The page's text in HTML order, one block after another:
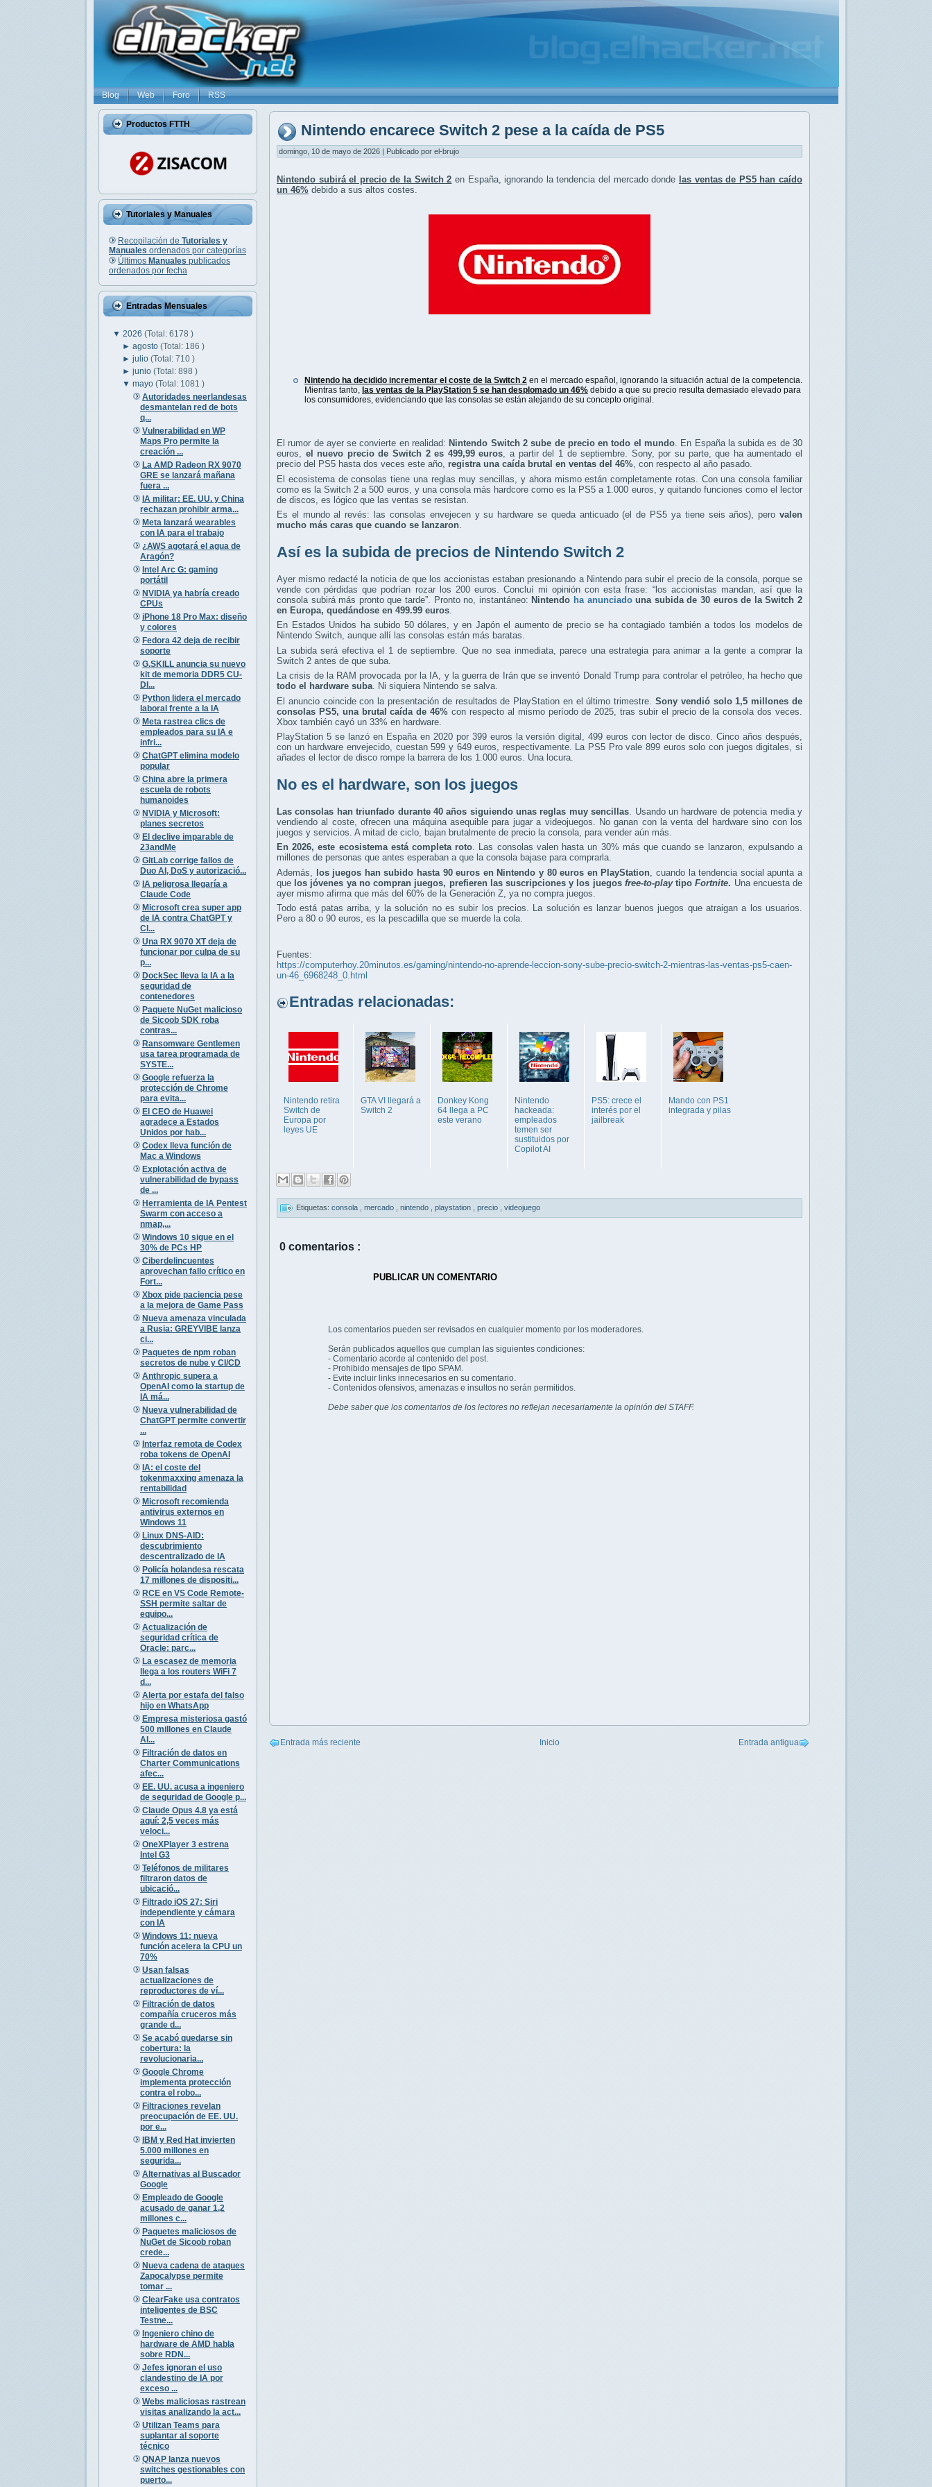
Blog Web Foro RSS
Productos FTTH
Tutoriales y Manuales
Recopilación de Tutoriales y
Manuales ordenados por categorías
Últimos Manuales publicados
ordenados por fecha
Entradas Mensuales
▼ 2026 (Total: 6178 )
►agosto(Total: 186 )
►julio(Total: 710 )
►junio(Total: 898 )
▼mayo(Total: 1081 )
Autoridades neerlandesas
desmantelan red de bots
q...
Vulnerabilidad en WP
Maps Pro permite la
creación ...
La AMD Radeon RX 9070
GRE se lanzará mañana
fuera ...
IA militar: EE. UU. y China
rechazan prohibir arma...
Meta lanzará wearables
con IA para el trabajo
¿AWS agotará el agua de
Aragón?
Intel Arc G: gaming
portátil
NVIDIA ya habría creado
CPUs
iPhone 18 Pro Max: diseño
y colores
Fedora 42 deja de recibir
soporte
G.SKILL anuncia su nuevo
kit de memoria DDR5 CU-
DI...
Python lidera el mercado
laboral frente a la IA
Meta rastrea clics de
empleados para su IA e
infri...
ChatGPT elimina modelo
popular
China abre la primera
escuela de robots
humanoides
NVIDIA y Microsoft:
planes secretos
El declive imparable de
23andMe
GitLab corrige fallos de
Duo AI, DoS y autorizació...
IA peligrosa llegaría a
Claude Code
Microsoft crea super app
de IA contra ChatGPT y
Cl...
Una RX 9070 XT deja de
funcionar por culpa de su
p...
DockSec lleva la IA a la
seguridad de
contenedores
Paquete NuGet malicioso
de Sicoob SDK roba
contras...
Ransomware Gentlemen
usa tarea programada de
SYSTE...
Google refuerza la
protección de Chrome
para evita...
El CEO de Huawei
agradece a Estados
Unidos por hab...
Codex lleva función de
Mac a Windows
Explotación activa de
vulnerabilidad de bypass
de ...
Herramienta de IA Pentest
Swarm con acceso a
nmap,...
Windows 10 sigue en el
30% de PCs HP
Ciberdelincuentes
aprovechan fallo crítico en
Fort...
Xbox pide paciencia pese
a la mejora de Game Pass
Nueva amenaza vinculada
a Rusia: GREYVIBE lanza
ci...
Paquetes de npm roban
secretos de nube y CI/CD
Anthropic supera a
OpenAI como la startup de
IA má...
Nueva vulnerabilidad de
ChatGPT permite convertir
...
Interfaz remota de Codex
roba tokens de OpenAI
IA: el coste del
tokenmaxxing amenaza la
rentabilidad
Microsoft recomienda
antivirus externos en
Windows 11
Linux DNS-AID:
descubrimiento
descentralizado de IA
Policía holandesa rescata
17 millones de dispositi...
RCE en VS Code Remote-
SSH permite saltar de
equipo...
Actualización de
seguridad crítica de
Oracle: parc...
La escasez de memoria
llega a los routers WiFi 7
d...
Alerta por estafa del falso
hijo en WhatsApp
Empresa misteriosa gastó
500 millones en Claude
AI...
Filtración de datos en
Charter Communications
afec...
EE. UU. acusa a ingeniero
de seguridad de Google p...
Claude Opus 4.8 ya está
aquí: 2,5 veces más
veloci...
OneXPlayer 3 estrena
Intel G3
Teléfonos de militares
filtraron datos de
ubicació...
Filtrado iOS 27: Siri
independiente y cámara
con IA
Windows 11: nueva
función acelera la CPU un
70%
Usan falsas
actualizaciones de
reproductores de ví...
Filtración de datos
compañía cruceros más
grande d...
Se acabó quedarse sin
cobertura: la
revolucionaria...
Google Chrome
implementa protección
contra el robo...
Filtraciones revelan
preocupación de EE. UU.
por e...
IBM y Red Hat invierten
5.000 millones en
segurida...
Alternativas al Buscador
Google
Empleado de Google
acusado de ganar 1,2
millones c...
Paquetes maliciosos de
NuGet de Sicoob roban
crede...
Nueva cadena de ataques
Zapocalypse permite
tomar ...
ClearFake usa contratos
inteligentes de BSC
Testne...
Ingeniero chino de
hardware de AMD habla
sobre RDN...
Jefes ignoran el uso
clandestino de IA por
exceso ...
Webs maliciosas rastrean
visitas analizando la act...
Utilizan Teams para
suplantar al soporte
técnico
QNAP lanza nuevos
switches gestionables con
puerto...
Nintendo encarece Switch 2 pese a la caída de PS5
domingo, 10 de mayo de 2026 | Publicado por el-brujo
Nintendo subirá el precio de la Switch 2 en España, ignorando la tendencia del mercado donde las ventas de PS5 han caído
un 46% debido a sus altos costes.
Nintendo ha decidido incrementar el coste de la Switch 2 en el mercado español, ignorando la situación actual de la competencia.
Mientras tanto, las ventas de la PlayStation 5 se han desplomado un 46% debido a que su precio resulta demasiado elevado para
los consumidores, evidenciando que las consolas se están alejando de su concepto original.
El rumor de ayer se convierte en realidad: Nintendo Switch 2 sube de precio en todo el mundo. En España la subida es de 30
euros, el nuevo precio de Switch 2 es 499,99 euros, a partir del 1 de septiembre. Sony, por su parte, que ha aumentado el
precio del PS5 hasta dos veces este año, registra una caída brutal en ventas del 46%, con respecto al año pasado.
El ecosistema de consolas tiene una reglas muy sencillas, y ahora mismo están completamente rotas. Con una consola familiar
como es la Switch 2 a 500 euros, y una consola más hardcore como es la PS5 a 1.000 euros, y quitando funciones como el lector
de discos, es lógico que las ventas se resistan.
Es el mundo al revés: las consolas envejecen y su hardware se queda anticuado (el de PS5 ya tiene seis años), pero valen
mucho más caras que cuando se lanzaron.
Así es la subida de precios de Nintendo Switch 2
Ayer mismo redacté la noticia de que los accionistas estaban presionando a Nintendo para subir el precio de la consola, porque se
vende con pérdidas que podrían rozar los 200 euros. Concluí mi opinión con esta frase: “los accionistas mandan, así que la
consola subirá más pronto que tarde”. Pronto no, instantáneo: Nintendo ha anunciadouna subida de 30 euros de la Switch 2
en Europa, quedándose en 499.99 euros
En Estados Unidos ha subido 50 dólares, y en Japón el aumento de precio se ha contagiado también a todos los modelos de
Nintendo Switch, aunque allí las consolas están más baratas.
La subida será efectiva el 1 de septiembre. Que no sea inmediata, parece una estrategia para animar a la gente a comprar la
Switch 2 antes de que suba.
La crisis de la RAM provocada por la IA, y la guerra de Irán que se inventó Donald Trump para controlar el petróleo, ha hecho que
todo el hardware suba. Ni siquiera Nintendo se salva.
El anuncio coincide con la presentación de resultados de PlayStation en el último trimestre.Sony vendió solo 1,5 millones de
consolas PS5, una brutal caída de 46%con respecto al mismo período de 2025, tras subir el precio de la consola dos veces.
Xbox también cayó un 33% en hardware.
PlayStation 5 se lanzó en España en 2020 por 399 euros la versión digital, 499 euros con lector de disco. Cinco años después,
con un hardware envejecido, cuestan 599 y 649 euros, respectivamente. La PS5 Pro vale 899 euros solo con juegos digitales, si
añades el lector de disco rompe la barrera de los 1.000 euros. Una locura.
No es el hardware, son los juegos
Las consolas han triunfado durante 40 años siguiendo unas reglas muy sencillas . Usando un hardware de potencia media y
vendiendo al coste, ofrecen una máquina asequible para jugar a videojuegos. No ganan con la venta del hardware sino con los
juegos y servicios. A mitad de ciclo, bajan brutalmente de precio la consola, para vender aún más.
En 2026, este ecosistema está completa roto. Las consolas valen hasta un 30% más que cuando se lanzaron, expulsando a
millones de personas que antes esperaban a que la consola bajase para comprarla.
Además,
los juegos han subido hasta 90 euros en Nintendo y 80 euros en PlayStation , cuando la tendencia social apunta a
que los jóvenes ya no compran juegos, prefieren las suscripciones y los juegos free-to-playtipoFortnite. Una encuesta de
ayer mismo afirma que más del 60% de la Generación Z, ya no compra juegos.
Todo está patas arriba, y la solución no es subir los precios. La solución es lanzar buenos juegos que atraigan a los usuarios.
Pero a 80 o 90 euros, es la pescadilla que se muerde la cola.
Fuentes:
https://computerhoy.20minutos.es/gaming/nintendo-no-aprende-leccion-sony-sube-precio-switch-2-mientras-las-ventas-ps5-caen-
un-46_6968248_0.html
Entradas relacionadas:
Nintendo retira
Switch de
Europa por
leyes UE
GTA VI llegará a
Switch 2
Donkey Kong
64 llega a PC
este verano
Nintendo
hackeada:
empleados
temen ser
sustituidos por
Copilot AI
PS5: crece el
interés por el
jailbreak
Mando con PS1
integrada y pilas
Etiquetas: consola mercado nintendo playstation precio videojuego
0 comentarios :
PUBLICAR UN COMENTARIO
Los comentarios pueden ser revisados en cualquier momento por los moderadores.
Serán publicados aquellos que cumplan las siguientes condiciones:
- Comentario acorde al contenido del post.
- Prohibido mensajes de tipo SPAM.
- Evite incluir links innecesarios en su comentario.
- Contenidos ofensivos, amenazas e insultos no serán permitidos.
Debe saber que los comentarios de los lectores no reflejan necesariamente la opinión del STAFF.
Entrada más reciente Entrada antigua
Inicio